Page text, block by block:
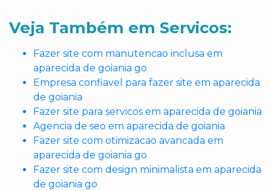
Veja Também em Servicos:
Fazer site com manutencao inclusa em
aparecida de goiania go
Empresa confiavel para fazer site em aparecida
de goiania
Fazer site para servicos em aparecida de goiania
Agencia de seo em aparecida de goiania
Fazer site com otimizacao avancada em
aparecida de goiania go
Fazer site com design minimalista em aparecida
de goiania go